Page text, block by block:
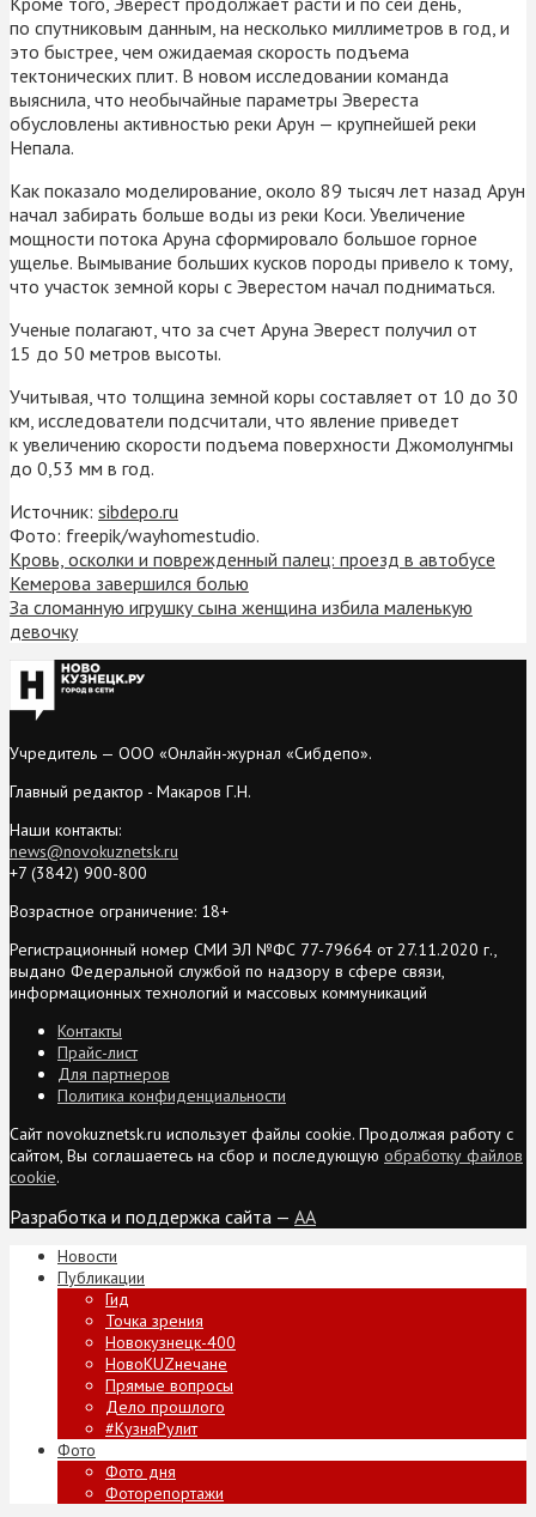
по спутниковым данным, на несколько миллиметров в год, и
это быстрее, чем ожидаемая скорость подъема
тектонических плит. В новом исследовании команда
выяснила, что необычайные параметры Эвереста
обусловлены активностью реки Арун — крупнейшей реки
Непала.
Как показало моделирование, около 89 тысяч лет назад Арун
начал забирать больше воды из реки Коси. Увеличение
мощности потока Аруна сформировало большое горное
ущелье. Вымывание больших кусков породы привело к тому,
что участок земной коры с Эверестом начал подниматься.
Ученые полагают, что за счет Аруна Эверест получил от
15 до 50 метров высоты.
Учитывая, что толщина земной коры составляет от 10 до 30
км, исследователи подсчитали, что явление приведет
к увеличению скорости подъема поверхности Джомолунгмы
до 0,53 мм в год.
Источник: sibdepo.ru
Фото: freepik/wayhomestudio.
Кровь, осколки и поврежденный палец: проезд в автобусе
Кемерова завершился болью
За сломанную игрушку сына женщина избила маленькую
девочку
Учредитель — ООО «Онлайн-журнал «Сибдепо».
Главный редактор - Макаров Г.Н.
Наши контакты:
news@novokuznetsk.ru
+7 (3842) 900-800
Возрастное ограничение: 18+
Регистрационный номер СМИ ЭЛ №ФС 77-79664 от 27.11.2020 г.,
выдано Федеральной службой по надзору в сфере связи,
информационных технологий и массовых коммуникаций
Контакты
Прайс-лист
Для партнеров
Политика конфиденциальности
Сайт novokuznetsk.ru использует файлы cookie. Продолжая работу с
сайтом, Вы соглашаетесь на сбор и последующую обработку файлов
cookie.
Разработка и поддержка сайта — AA
Новости
Публикации
Гид
Точка зрения
Новокузнецк-400
НовоKUZнечане
Прямые вопросы
Дело прошлого
#КузняРулит
Фото
Фото дня
Фоторепортажи